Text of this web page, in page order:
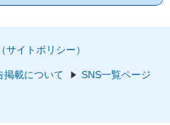
イトポリシー）
掲載について SNS一覧ページ